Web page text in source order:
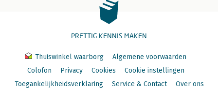
PRETTIG KENNIS MAKEN
Thuiswinkel waarborg
Algemene voorwaarden
Colofon
Privacy Cookies
Cookie instellingen
Toegankelijkheidsverklaring
Service & Contact Over ons